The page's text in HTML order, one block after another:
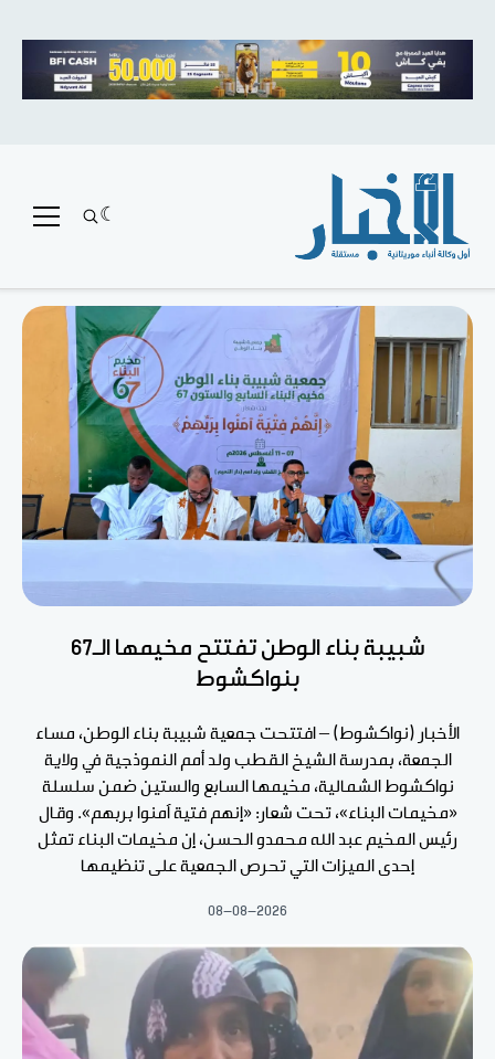
متميز
شبيبة بناء الوطن تفتتح مخيمها الـ67
بنواكشوط
الأخبار (نواكشوط) – افتتحت جمعية شبيبة بناء الوطن، مساء
الجمعة، بمدرسة الشيخ القطب ولد أمم النموذجية في ولاية
نواكشوط الشمالية، مخيمها السابع والستين ضمن سلسلة
«مخيمات البناء»، تحت شعار: «إنهم فتية آمنوا بربهم». وقال
رئيس المخيم عبد الله محمدو الحسن، إن مخيمات البناء تمثل
إحدى الميزات التي تحرص الجمعية على تنظيمها
08-08-2026